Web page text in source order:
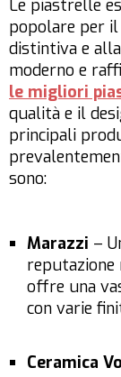
Le piastrelle
popolare per
distintiva e
moderno e
le migliori
qualità e il
principali
sono:
Marazzi –
reputazione
offre una
con varie
Ceramica